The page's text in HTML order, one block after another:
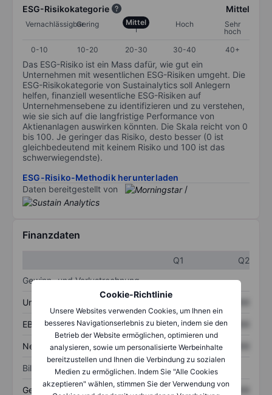
Cookie-Richtlinie
Unsere Websites verwenden Cookies, um Ihnen ein
besseres Navigationserlebnis zu bieten, indem sie den
Betrieb der Website ermöglichen, optimieren und
analysieren, sowie um personalisierte Werbeinhalte
bereitzustellen und Ihnen die Verbindung zu sozialen
Medien zu ermöglichen. Indem Sie "Alle Cookies
akzeptieren" wählen, stimmen Sie der Verwendung von
ESG-Risikokategorie Mittel
VernachlässigbarGering Mittel Hoch
Sehr
hoch
0-10
10-20 20-30 30-40 40+
Das ESG-Risiko ist ein Mass dafür, wie gut ein
Unternehmen mit wesentlichen ESG-Risiken umgeht. Die
ESG-Risikokategorie von Sustainalytics soll Anlegern
helfen, finanziell wesentliche ESG-Risiken auf
Unternehmensebene zu identifizieren und zu verstehen,
wie sie sich auf die langfristige Performance von
Aktienanlagen auswirken könnten. Die Skala reicht von 0
bis 100. Je geringer das Risiko, desto besser (0 ist
gleichbedeutend mit keinem Risiko und 100 ist das
schwerwiegendste).
ESG-Risiko-Methodik herunterladen
Daten bereitgestellt von
/
Finanzdaten
Q1
Q2
Gewinn- und Verlustrechnung
Umsatz
EBITDA XXXXXXX XXXXXXX
Nettoeinkommen XXXXXXX XXXXXXX
Bilanz
Gesamtvermögen XXXXXXX XXXXXXX